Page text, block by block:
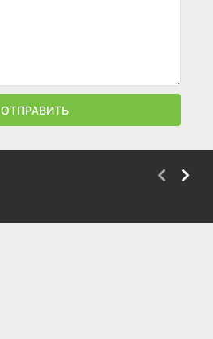
ОТПРАВИТЬ